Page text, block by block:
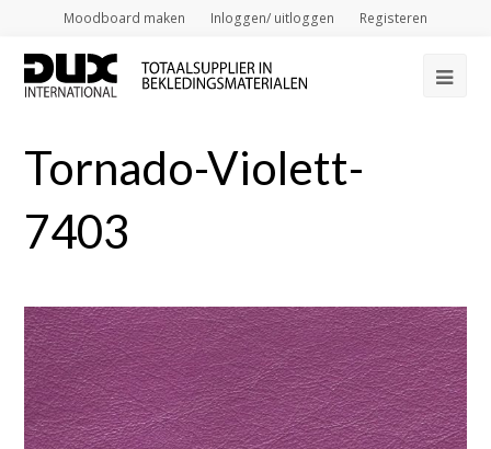
Moodboard maken Inloggen/ uitloggen Registeren
Tornado-Violett-
7403